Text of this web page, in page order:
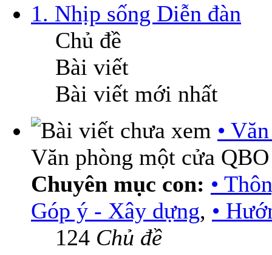
1. Nhịp sống Diễn đàn
Chủ đề
Bài viết
Bài viết mới nhất
•
Văn phòng một cửa QBO
Chuyên mục con: •
Góp ý - Xây dựng, •
124 Chủ đề